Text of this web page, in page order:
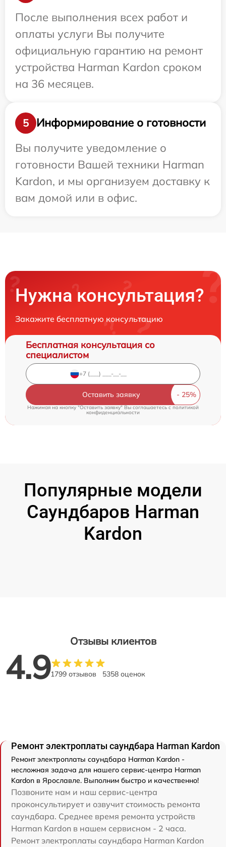
После выполнения всех работ и
оплаты услуги Вы получите
официальную гарантию на ремонт
устройства Harman Kardon сроком
на 36 месяцев.
5
Информирование о готовности
Вы получите уведомление о
готовности Вашей техники Harman
Kardon, и мы организуем доставку к
вам домой или в офис.
Нужна консультация?
Закажите бесплатную консультацию
Бесплатная консультация со
специалистом
Оставить заявку
Нажимая на кнопку "Оставить заявку" Вы соглашаетесь cполитикой
конфиденциальности
Популярные модели
Саундбаров Harman
Kardon
Отзывы клиентов
4.91799 отзывов 5358 оценок
Ремонт электроплаты саундбара Harman Kardon
Ремонт электроплаты саундбара Harman Kardon -
несложная задача для нашего сервис-центра Harman
Kardon в Ярославле. Выполним быстро и качественно!
Позвоните нам и наш сервис-центра
проконсультирует и озвучит стоимость ремонта
саундбара. Среднее время ремонта устройств
Harman Kardon в нашем сервисном - 2 часа.
Ремонт электроплаты саундбара Harman Kardon